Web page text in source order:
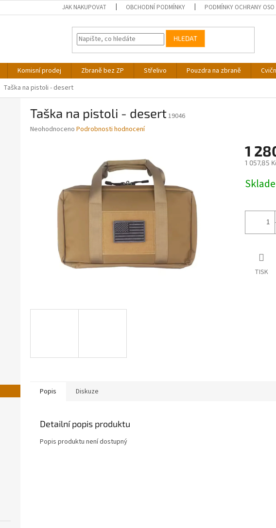
JAK NAKUPOVAT OBCHODNÍ PODMÍNKY PODMÍNKY OCHRANY
HLEDAT
Komisní prodej Zbraně bez ZP Střelivo Pouzdra na zbraně
Taška na pistoli - desert
Taška na pistoli - desert19046
Průměrné
hvězdiček.
Neohodnoceno Podrobnosti hodnocení
1
1 057,85
cena:
TISK
Popis Diskuze
Detailní popis produktu
Popis produktu není dostupný